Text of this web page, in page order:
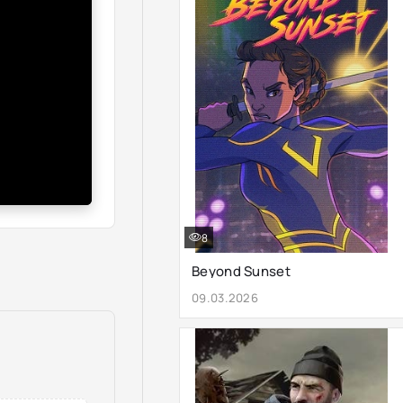
Beyond Sunset
09.03.2026
8